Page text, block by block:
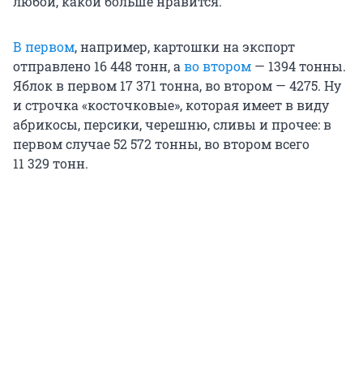
В первом, например, картошки на экспорт
отправлено 16 448 тонн, а во втором — 1394 тонны.
Яблок в первом 17 371 тонна, во втором — 4275. Ну
и строчка «косточковые», которая имеет в виду
абрикосы, персики, черешню, сливы и прочее: в
первом случае52 572 тонны, во втором всего
11 329 тонн.